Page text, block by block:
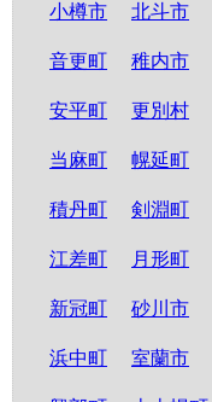
小樽市 北斗市
音更町 稚内市
安平町 更別村
当麻町 幌延町
積丹町 剣淵町
江差町 月形町
新冠町 砂川市
浜中町 室蘭市